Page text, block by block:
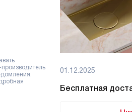
01.12.2025
Бесплатная